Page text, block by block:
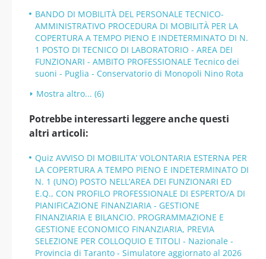
BANDO DI MOBILITÀ DEL PERSONALE TECNICO-
AMMINISTRATIVO PROCEDURA DI MOBILITÀ PER LA
COPERTURA A TEMPO PIENO E INDETERMINATO DI N.
1 POSTO DI TECNICO DI LABORATORIO - AREA DEI
FUNZIONARI - AMBITO PROFESSIONALE Tecnico dei
suoni - Puglia - Conservatorio di Monopoli Nino Rota
Mostra altro... (6)
Potrebbe interessarti leggere anche questi
altri articoli:
Quiz AVVISO DI MOBILITA’ VOLONTARIA ESTERNA PER
LA COPERTURA A TEMPO PIENO E INDETERMINATO DI
N. 1 (UNO) POSTO NELL’AREA DEI FUNZIONARI ED
E.Q., CON PROFILO PROFESSIONALE DI ESPERTO/A DI
PIANIFICAZIONE FINANZIARIA - GESTIONE
FINANZIARIA E BILANCIO. PROGRAMMAZIONE E
GESTIONE ECONOMICO FINANZIARIA, PREVIA
SELEZIONE PER COLLOQUIO E TITOLI - Nazionale -
Provincia di Taranto - Simulatore aggiornato al 2026